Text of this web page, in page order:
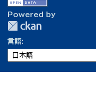
Powered by
言語